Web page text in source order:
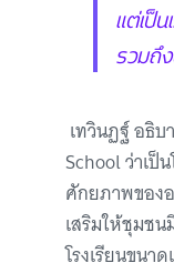
แต่เป็
รวมถึ
เทวินฏฐ์ อธิบ
School ว่าเป็
ศักยภาพของ
เสริมให้ชุมช
โรงเรียนขนา